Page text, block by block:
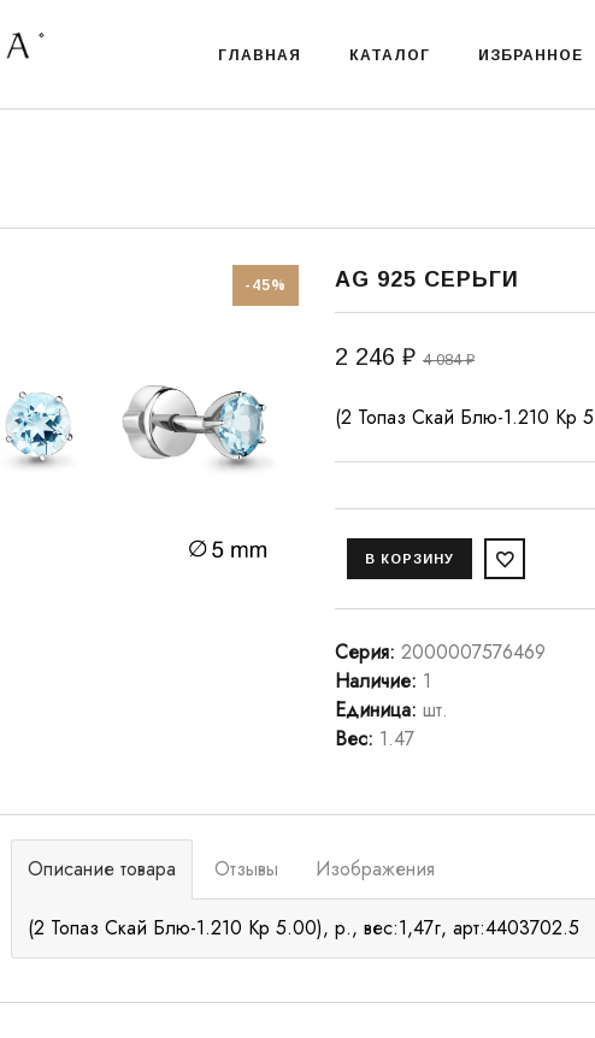
ГЛАВНАЯ КАТАЛОГ ИЗБРАННОЕ
-45% AG 925 СЕРЬГИ
2 246 ₽ 4 084 ₽
(2 Топаз Скай Блю-1.210 Кр
Серия: 2000007576469
Наличие: 1
Единица: шт.
Вес: 1.47
Описание товара
(2 Топаз Скай Блю-1.210 Кр 5.00), р., вес:1,47г, арт:4403702.5
Отзывы Изображения